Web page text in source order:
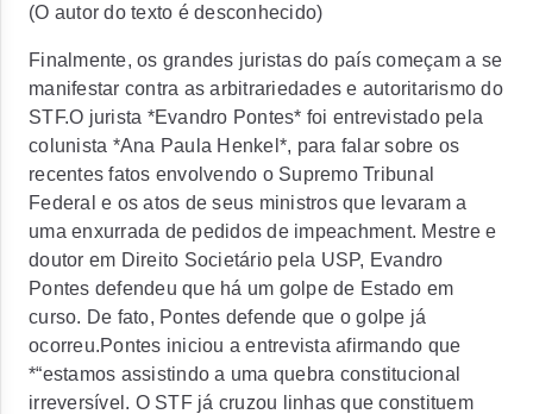
(O autor do texto é desconhecido)
Finalmente, os grandes juristas do país começam a se
manifestar contra as arbitrariedades e autoritarismo do
STF.O jurista *Evandro Pontes* foi entrevistado pela
colunista *Ana Paula Henkel*, para falar sobre os
recentes fatos envolvendo o Supremo Tribunal
Federal e os atos de seus ministros que levaram a
uma enxurrada de pedidos de impeachment. Mestre e
doutor em Direito Societário pela USP, Evandro
Pontes defendeu que há um golpe de Estado em
curso. De fato, Pontes defende que o golpe já
ocorreu.Pontes iniciou a entrevista afirmando que
*“estamos assistindo a uma quebra constitucional
irreversível. O STF já cruzou linhas que constituem